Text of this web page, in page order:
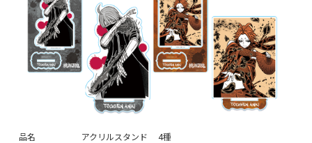
品名
アクリルスタンド 4種